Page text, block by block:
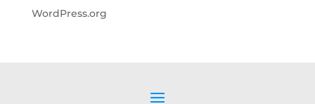
WordPress.org